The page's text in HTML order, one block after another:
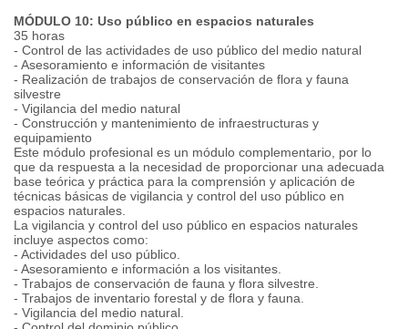
MÓDULO 10: Uso público en espacios naturales
35 horas
- Control de las actividades de uso público del medio natural
- Asesoramiento e información de visitantes
- Realización de trabajos de conservación de flora y fauna
silvestre
- Vigilancia del medio natural
- Construcción y mantenimiento de infraestructuras y
equipamiento
Este módulo profesional es un módulo complementario, por lo
que da respuesta a la necesidad de proporcionar una adecuada
base teórica y práctica para la comprensión y aplicación de
técnicas básicas de vigilancia y control del uso público en
espacios naturales.
La vigilancia y control del uso público en espacios naturales
incluye aspectos como:
- Actividades del uso público.
- Asesoramiento e información a los visitantes.
- Trabajos de conservación de fauna y flora silvestre.
- Trabajos de inventario forestal y de flora y fauna.
- Vigilancia del medio natural.